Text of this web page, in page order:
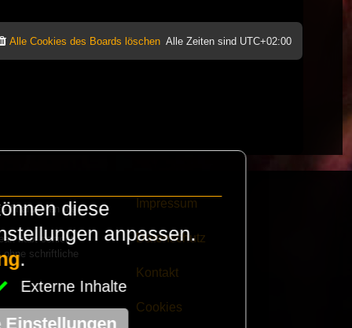
Alle Zeiten sind UTC+02:00
Alle Cookies des Boards löschen
finanzieren die
habt schickt
ohne schriftliche
Impressum
Datenschutz
Kontakt
Cookies
diese
anpassen.
.
Externe Inhalte
Einstellungen